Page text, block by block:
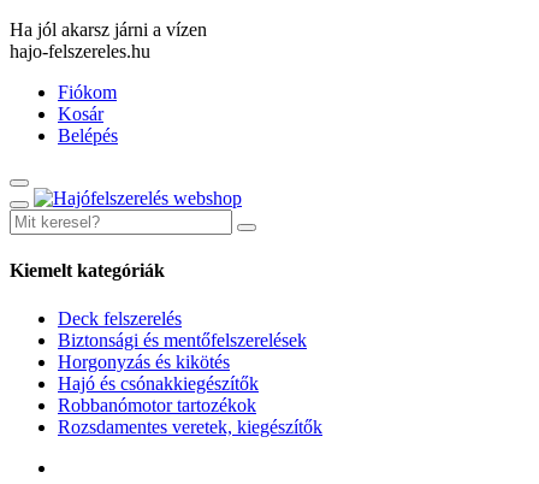
Ha jól akarsz járni a vízen
hajo-felszereles.hu
Fiókom
Kosár
Belépés
Kiemelt kategóriák
Deck felszerelés
Biztonsági és mentőfelszerelések
Horgonyzás és kikötés
Hajó és csónakkiegészítők
Robbanómotor tartozékok
Rozsdamentes veretek, kiegészítők